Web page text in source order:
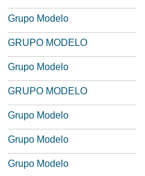
Grupo Modelo
GRUPO MODELO
Grupo Modelo
GRUPO MODELO
Grupo Modelo
Grupo Modelo
Grupo Modelo